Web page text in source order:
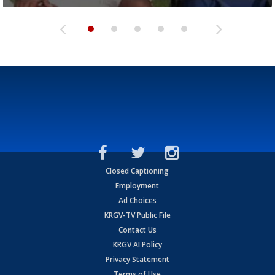
Closed Captioning
Employment
Ad Choices
KRGV-TV Public File
Contact Us
KRGV AI Policy
Privacy Statement